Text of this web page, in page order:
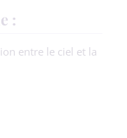
:
entre le ciel et la